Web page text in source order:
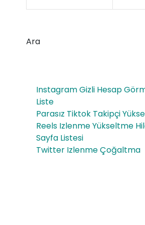
e
Bot
tle
75
min
Ara
Instagram Gizli Hesap
Liste
Parasız Tiktok Takipçi
Reels Izlenme Yükseltme
Sayfa Listesi
Twitter Izlenme Çoğaltma